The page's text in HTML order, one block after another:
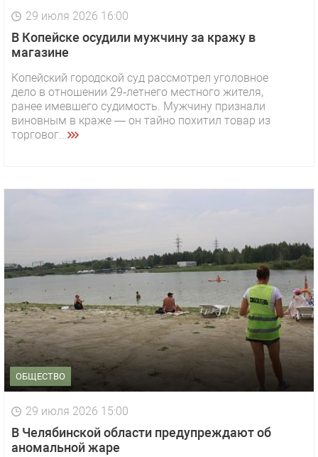
29 июля 2026 16:00
В Копейске осудили мужчину за кражу в
магазине
Копейский городской суд рассмотрел уголовное
дело в отношении 29‑летнего местного жителя,
ранее имевшего судимость. Мужчину признали
виновным в краже — он тайно похитил товар из
торговог...
ОБЩЕСТВО
29 июля 2026 15:00
В Челябинской области предупреждают об
аномальной жаре